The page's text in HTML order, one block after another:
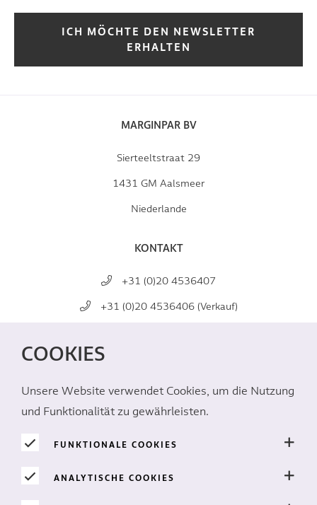
COOKIES
Unsere Website verwendet Cookies, um die Nutzung
und Funktionalität zu gewährleisten.
FUNKTIONALE COOKIES
ANALYTISCHE COOKIES
ICH MÖCHTE DEN NEWSLETTER
ERHALTEN
MARGINPAR BV
Sierteeltstraat 29
1431 GM Aalsmeer
Niederlande
KONTAKT
+31 (0)20 4536407
+31 (0)20 4536406 (Verkauf)
SOZIALE MEDIEN